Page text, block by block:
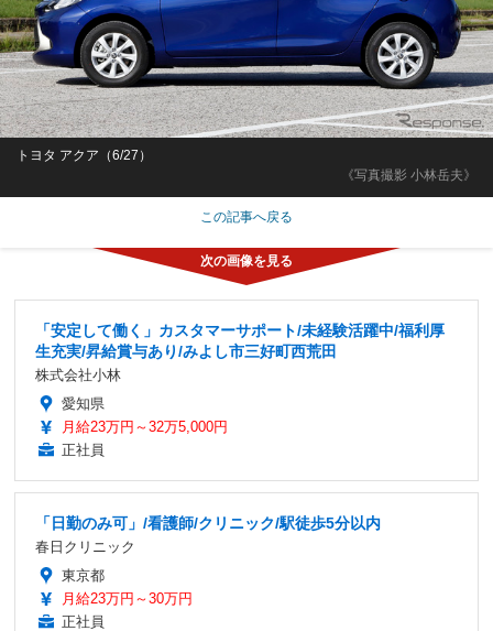
《写真撮影 小林岳夫》
トヨタ アクア（6/27）
この記事へ戻る
「安定して働く」カスタマーサポート/未経験活躍中/福利厚
生充実/昇給賞与あり/みよし市三好町西荒田
株式会社小林
愛知県
月給23万円～32万5,000円
正社員
「日勤のみ可」/看護師/クリニック/駅徒歩5分以内
春日クリニック
東京都
月給23万円～30万円
正社員